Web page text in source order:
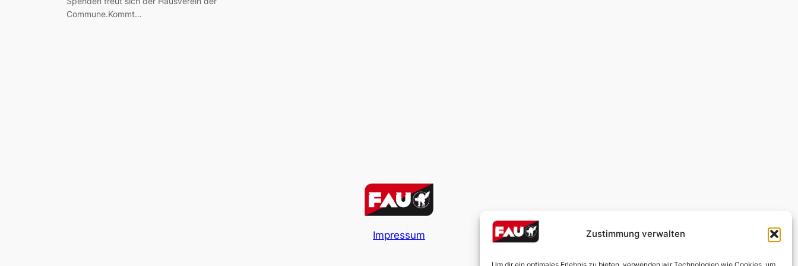
Zustimmung verwalten
Commune.Kommt…
Impressum